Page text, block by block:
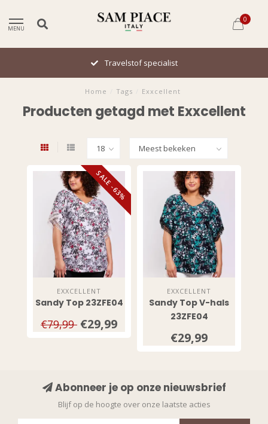
MENU
0
Travelstof specialist
Home Tags Exxcellent
Producten getagd met Exxcellent
SALE -63%
EXXCELLENT
Sandy Top 23ZFE04
€79,99 €29,99
EXXCELLENT
Sandy Top V-hals
23ZFE04
€29,99
Abonneer je op onze nieuwsbrief
Blijf op de hoogte over onze laatste acties